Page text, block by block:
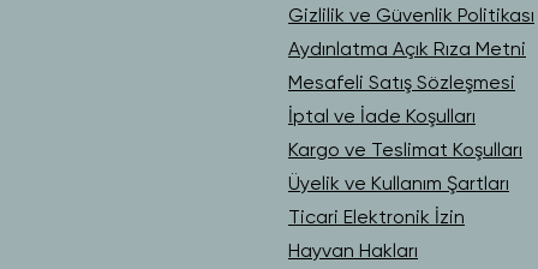
Gizlilik ve Güvenlik Politikası
Aydınlatma Açık Rıza Metni
Mesafeli Satış Sözleşmesi
İptal ve İade Koşulları
Kargo ve Teslimat Koşulları
Üyelik ve Kullanım Şartları
Ticari Elektronik İzin
Hayvan Hakları